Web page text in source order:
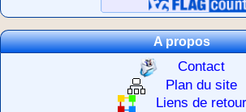
A propos
Contact
Plan du site
Liens de retour